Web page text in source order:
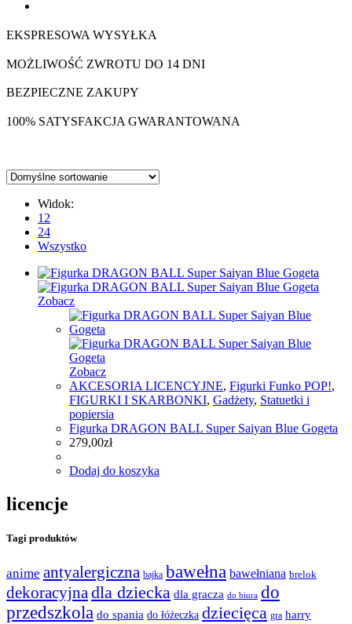
EKSPRESOWA WYSYŁKA
MOŻLIWOŚĆ ZWROTU DO 14 DNI
BEZPIECZNE ZAKUPY
100% SATYSFAKCJA GWARANTOWANA
Widok:
12
24
Wszystko
Zobacz
Zobacz
AKCESORIA LICENCYJNE, Figurki Funko POP!,
FIGURKI I SKARBONKI, Gadżety, Statuetki i
popiersia
Figurka DRAGON BALL Super Saiyan Blue Gogeta
279,00zł
Dodaj do koszyka
licencje
Tagi produktów
anime antyalergiczna bajka bawełna bawełniana brelok
dekoracyjna dla dziecka dla gracza do biura do
przedszkola do spania do łóżeczka dziecięca gra harry